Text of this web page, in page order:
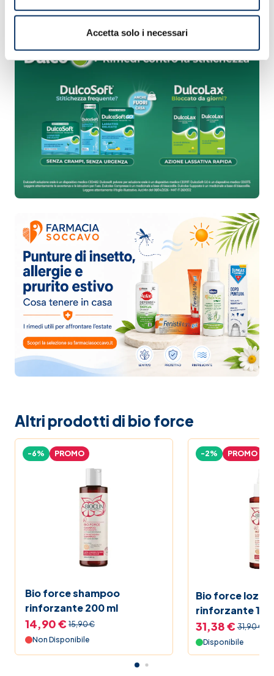
Accetta solo i necessari
Altri prodotti di bio force
Bio force shampoo
rinforzante 200 ml
-6% PROMO
14,90 € 15,90 €
Non Disponibile
Bio force
rinforzante 150
-2% PROMO
31,38 € 31,90 €
Disponibile